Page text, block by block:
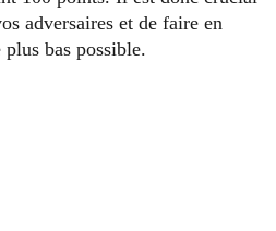
adversaires et de faire en
bas possible.